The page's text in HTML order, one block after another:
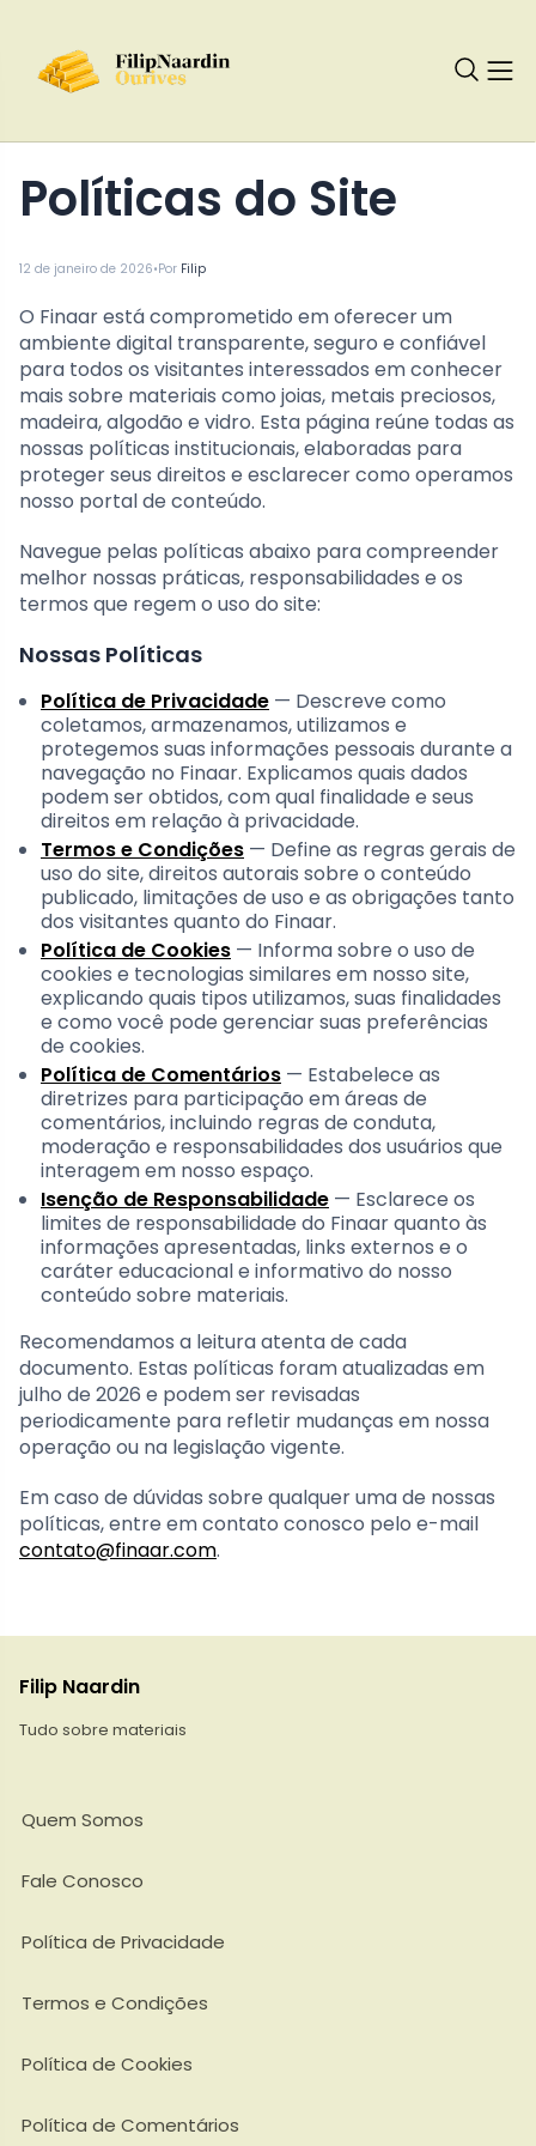
12 de janeiro de 2026•Por Filip
Políticas do Site
O Finaar está comprometido em oferecer um
ambiente digital transparente, seguro e confiável
para todos os visitantes interessados em conhecer
mais sobre materiais como joias, metais preciosos,
madeira, algodão e vidro. Esta página reúne todas as
nossas políticas institucionais, elaboradas para
proteger seus direitos e esclarecer como operamos
nosso portal de conteúdo.
Navegue pelas políticas abaixo para compreender
melhor nossas práticas, responsabilidades e os
termos que regem o uso do site:
Nossas Políticas
Política de Privacidade — Descreve como
coletamos, armazenamos, utilizamos e
protegemos suas informações pessoais durante a
navegação no Finaar. Explicamos quais dados
podem ser obtidos, com qual finalidade e seus
direitos em relação à privacidade.
Termos e Condições — Define as regras gerais de
uso do site, direitos autorais sobre o conteúdo
publicado, limitações de uso e as obrigações tanto
dos visitantes quanto do Finaar.
Política de Cookies — Informa sobre o uso de
cookies e tecnologias similares em nosso site,
explicando quais tipos utilizamos, suas finalidades
e como você pode gerenciar suas preferências
de cookies.
Política de Comentários — Estabelece as
diretrizes para participação em áreas de
comentários, incluindo regras de conduta,
moderação e responsabilidades dos usuários que
interagem em nosso espaço.
Isenção de Responsabilidade — Esclarece os
limites de responsabilidade do Finaar quanto às
informações apresentadas, links externos e o
caráter educacional e informativo do nosso
conteúdo sobre materiais.
Recomendamos a leitura atenta de cada
documento. Estas políticas foram atualizadas em
julho de 2026 e podem ser revisadas
periodicamente para refletir mudanças em nossa
operação ou na legislação vigente.
Em caso de dúvidas sobre qualquer uma de nossas
políticas, entre em contato conosco pelo e-mail
contato@finaar.com.
Filip Naardin
Tudo sobre materiais
Quem Somos
Fale Conosco
Política de Privacidade
Termos e Condições
Política de Cookies
Política de Comentários